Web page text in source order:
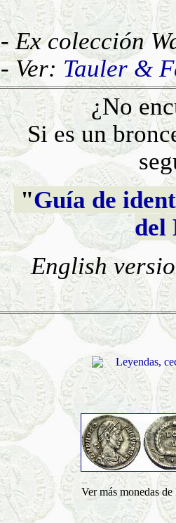
- Ex colección
- Ver: Tauler &
¿No
Si es un
"Guía de
del
English
Leyendas,
Ver más monedas